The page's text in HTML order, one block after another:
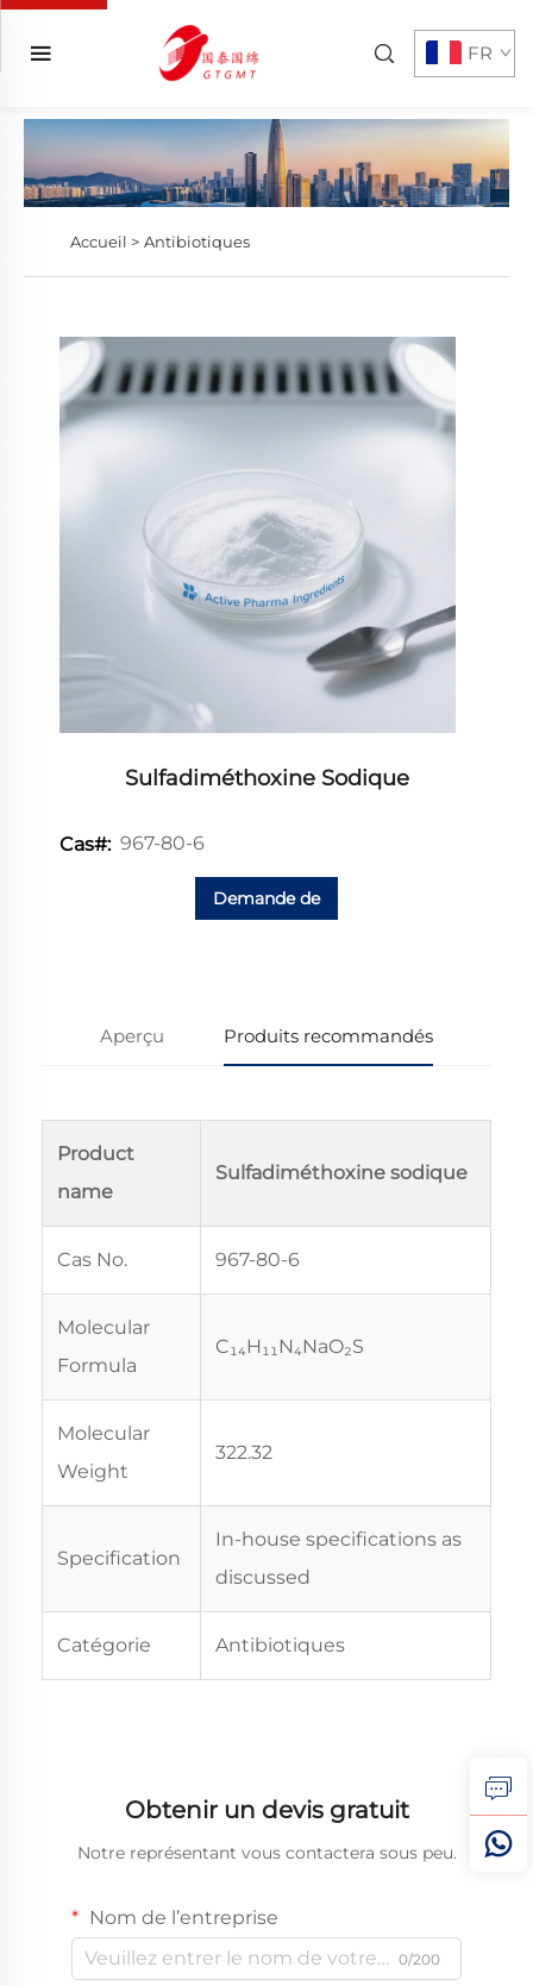
FR
Accueil > Antibiotiques
Sulfadiméthoxine Sodique
Cas#: 967-80-6
Demande de
Aperçu Produits recommandés
Product
name
Sulfadiméthoxine sodique
Cas No. 967-80-6
Molecular
Formula
C₁₄H₁₁N₄NaO₂S
Molecular
Weight
322.32
Specification
In-house specifications as
discussed
Catégorie Antibiotiques
Obtenir un devis gratuit
Notre représentant vous contactera sous peu.
Nom de l’entreprise
0/200